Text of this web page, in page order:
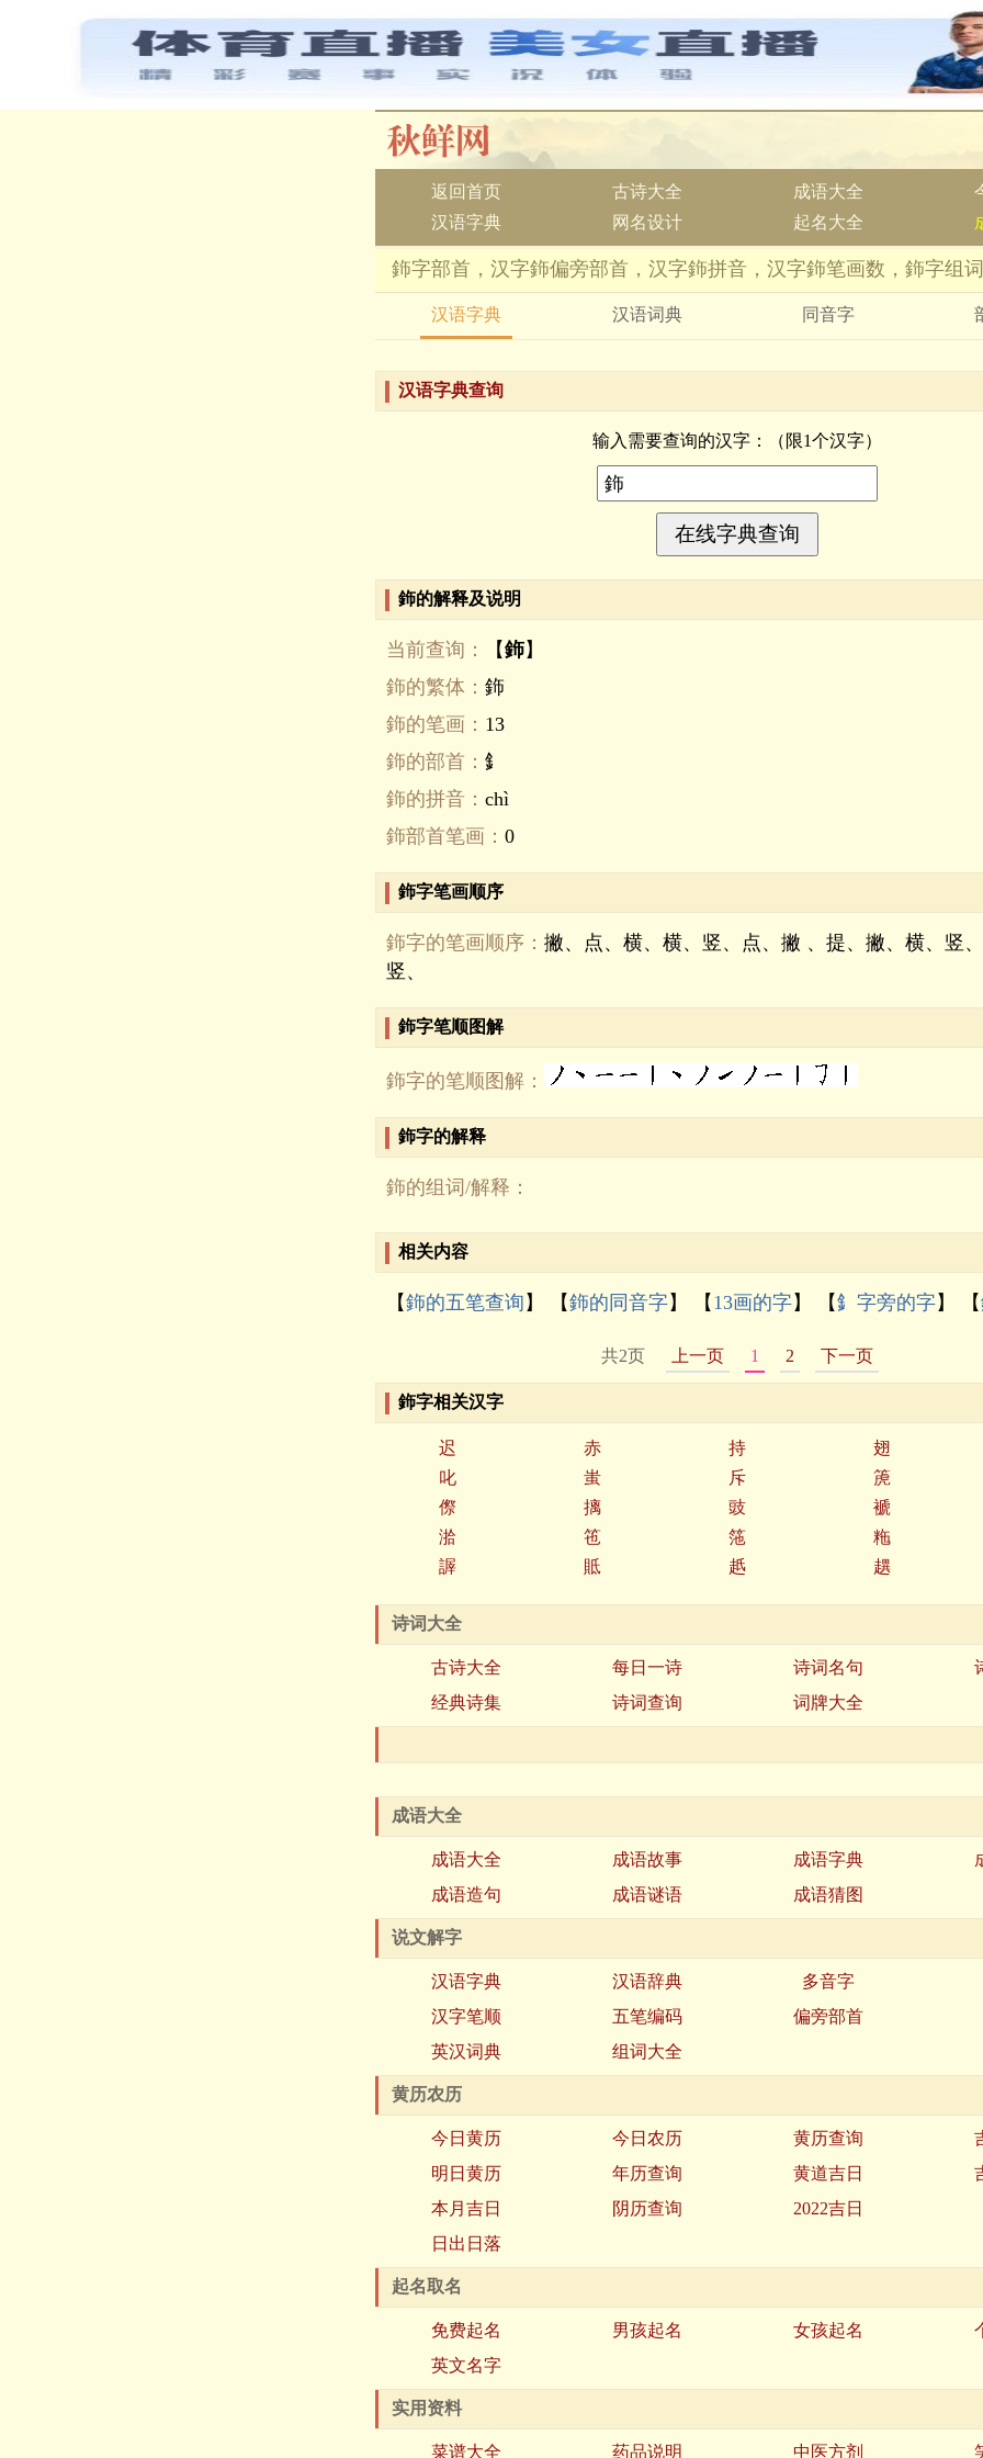
返回首页 古诗大全 成语大全
汉语字典
网名设计 起名大全
鉓字部首，汉字鉓偏旁部首，汉字鉓拼音，汉字鉓笔画数，鉓字组
汉语字典 汉语词典 同音字
汉语字典查询
输入需要查询的汉字：（限1个汉字）
鉓的解释及说明
当前查询： 【鉓】
鉓的繁体： 鉓
鉓的笔画： 13
鉓的部首： 釒
鉓的拼音： chì
鉓部首笔画： 0
鉓字笔画顺序
鉓字的笔画顺序： 撇、点、横、横、竖、点、撇 、提、撇、横、竖、
竖、
鉓字笔顺图解
鉓字的笔顺图解：
鉓字的解释
鉓的组词/解释：
相关内容
【鉓的五笔查询 】 【鉓的同音字】 【 13画的字】 【釒字旁的字】 【
共2页 上一页 1 2 下一页
鉓字相关汉字
迟 赤 持 翅
叱
蚩 斥 箎
傺
摛 豉 褫
湁
竾 筂 粚
謘
貾 赿 趩
诗词大全
古诗大全 每日一诗 诗词名句
经典诗集
诗词查询 词牌大全
成语大全
成语大全 成语故事 成语字典
成语造句
成语谜语 成语猜图
说文解字
汉语字典 汉语辞典 多音字
汉字笔顺
五笔编码 偏旁部首
英汉词典
组词大全
黄历农历
今日黄历 今日农历 黄历查询
明日黄历
年历查询 黄道吉日
本月吉日
阴历查询 2022吉日
日出日落
起名取名
免费起名 男孩起名 女孩起名
英文名字
实用资料
菜谱大全 药品说明 中医方剂